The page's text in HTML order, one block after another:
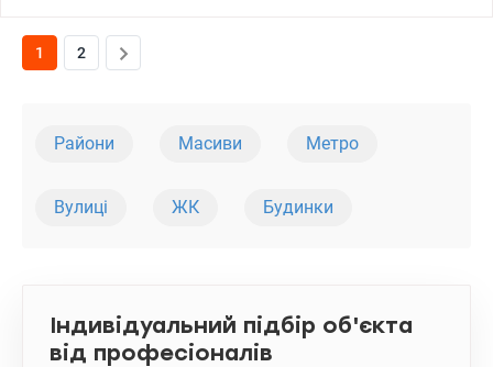
лаунж-зона, ліфти Kone, закрита територія, консьєрж-сервіс,
охорона, підземний паркінг, власна котельня, генератор, чудова
1 2
Райони Масиви Метро
Вулиці ЖК Будинки
Індивідуальний підбір об'єкта
від професіоналів